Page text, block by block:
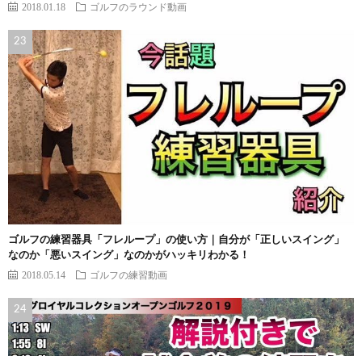
2018.01.18 ゴルフのラウンド動画
ゴルフの練習器具「フレループ」の使い方｜自分が「正しいスイング」
なのか「悪いスイング」なのかがハッキリわかる！
2018.05.14 ゴルフの練習動画